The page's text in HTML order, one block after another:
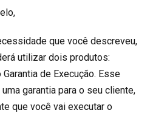
que você descreveu,
utilizar dois produtos:
Garantia de Execução. Esse
garantia para o seu cliente,
que você vai executar o